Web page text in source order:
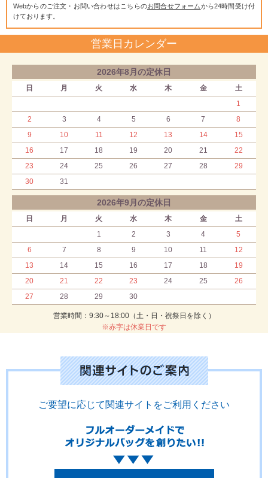
Webからのご注文・お問い合わせはこちらのお問合せフォームから24時間受け付
けております。
営業日カレンダー
2026年8月の定休日
日 月 火 水 木 金
土
1
2
3 4 5 6 7
8
9
10 11 12 13 14
15
16
17 18 19 20 21
22
23
24 25 26 27 28
29
30
31
2026年9月の定休日
日 月 火 水 木 金
土
1
2 3 4
5
6
7 8 9 10 11
12
13
14 15 16 17 18
19
20
21 22 23 24 25
26
27
28 29 30
営業時間：9:30～18:00（土・日・祝祭日を除く）
※赤字は休業日です
ご要望に応じて関連サイトをご利用ください